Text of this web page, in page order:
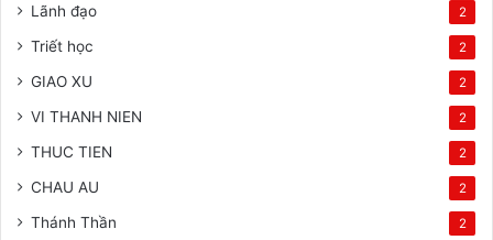
Lãnh đạo 2
Triết học 2
GIAO XU 2
VI THANH NIEN 2
THUC TIEN 2
CHAU AU 2
Thánh Thần 2